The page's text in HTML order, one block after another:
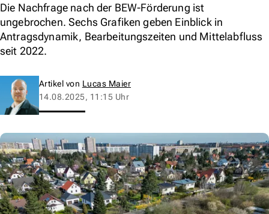
Die Nachfrage nach der BEW-Förderung ist
ungebrochen. Sechs Grafiken geben Einblick in
Antragsdynamik, Bearbeitungszeiten und Mittelabfluss
seit 2022.
Artikel von Lucas Maier
14.08.2025, 11:15 Uhr